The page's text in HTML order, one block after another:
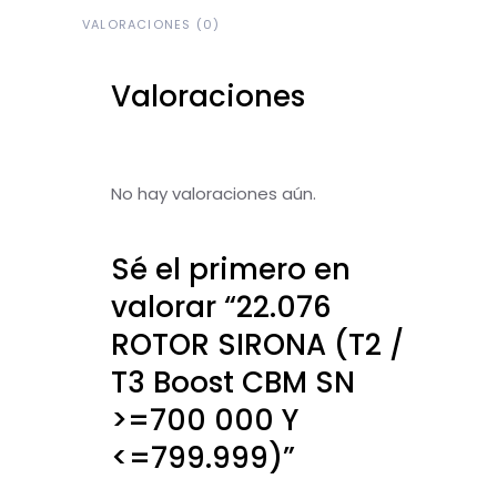
VALORACIONES (0)
Valoraciones
No hay valoraciones aún.
Sé el primero en
valorar “22.076
ROTOR SIRONA (T2 /
T3 Boost CBM SN
>=700 000 Y
<=799.999)”